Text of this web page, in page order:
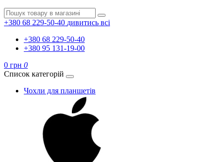
+380 68 229-50-40 дивитись всі
+380 68 229-50-40
+380 95 131-19-00
0 грн 0
Список категорій
Чохли для планшетів